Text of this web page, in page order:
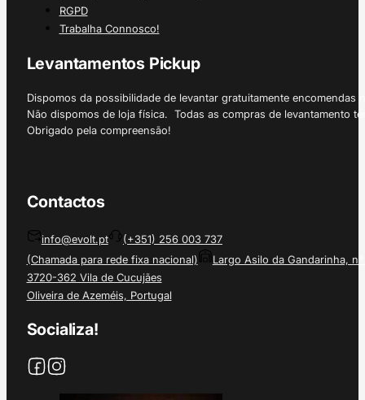
RGPD
Trabalha Connosco!
Levantamentos Pickup
Dispomos da possibilidade de levantar gratuitamente
Não dispomos de loja física. Todas as compras de levantamento
Obrigado pela compreensão!
Contactos
info@evolt.pt
(+351) 256 003 737
(Chamada para rede fixa nacional)
Largo Asilo da Gandarinha, nº
3720-362 Vila de Cucujães
Oliveira de Azeméis, Portugal
Socializa!